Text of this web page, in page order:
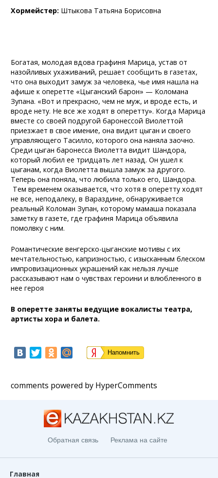
Хормейстер: Штыкова Татьяна Борисовна
Богатая, молодая вдова графиня Марица, устав от
назойливых ухаживаний, решает сообщить в газетах,
что она выходит замуж за человека, чье имя нашла на
афише к оперетте «Цыганский барон» — Коломана
Зупана. «Вот и прекрасно, чем не муж, и вроде есть, и
вроде нету. Не все же ходят в оперетту». Когда Марица
вместе со своей подругой баронессой Виолеттой
приезжает в свое имение, она видит цыган и своего
управляющего Тасилло, которого она наняла заочно.
Среди цыган баронесса Виолетта видит Шандора,
который любил ее тридцать лет назад. Он ушел к
цыганам, когда Виолетта вышла замуж за другого.
Теперь она поняла, что любила только его, Шандора.
Тем временем оказывается, что хотя в оперетту ходят
не все, неподалеку, в Вараздине, обнаруживается
реальный Коломан Зупан, которому мамаша показала
заметку в газете, где графиня Марица объявила
помолвку с ним.
Романтические венгерско-цыганские мотивы с их
мечтательностью, капризностью, с изысканным блеском
импровизационных украшений как нельзя лучше
рассказывают нам о чувствах героини и влюбленного в
нее героя
В оперетте заняты ведущие вокалисты театра,
артисты хора и балета.
Напомнить
comments powered by HyperComments
Обратная связь Реклама на сайте
Главная